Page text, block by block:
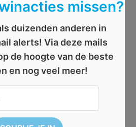
missen?
duizenden anderen in
alerts! Via deze mails
de hoogte van de beste
en nog veel meer!